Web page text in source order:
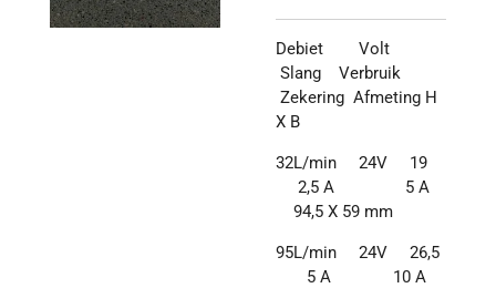
Debiet Volt
Slang Verbruik
Zekering Afmeting H
X B
32L/min 24V 19
2,5 A 5 A
94,5 X 59 mm
95L/min 24V 26,5
5 A 10 A